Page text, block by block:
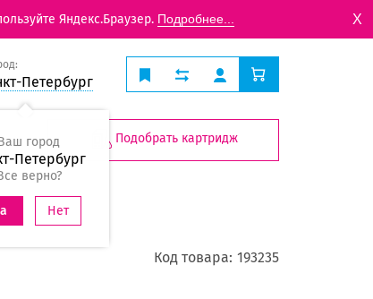
Яндекс.Браузер. Подробнее... X
Петербург
город
Петербург
верно?
Нет
Подобрать картридж
Код товара: 193235